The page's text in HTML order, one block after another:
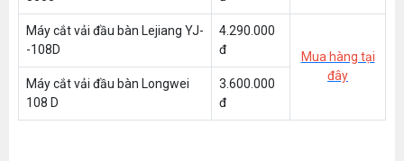
Máy cắt vải đầu bàn Lejiang YJ-
-108D
4.290.000
đ
Mua hàng tại
đây
Máy cắt vải đầu bàn Longwei
108 D
3.600.000
đ